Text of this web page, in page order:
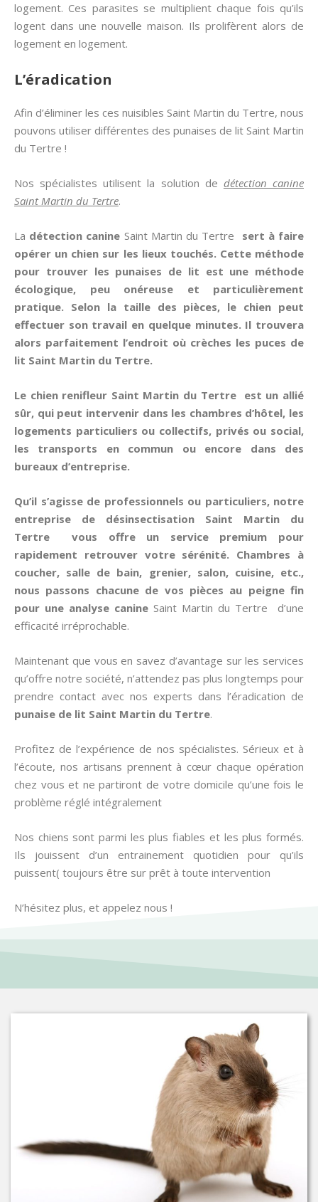
logement. Ces parasites se multiplient chaque fois qu’ils
logent dans une nouvelle maison. Ils prolifèrent alors de
logement en logement.
L’éradication
Afin d’éliminer les ces nuisibles Saint Martin du Tertre, nous
pouvons utiliser différentes des punaises de lit Saint Martin
du Tertre !
Nos spécialistes utilisent la solution de détection canine
Saint Martin du Tertre.
La détection canine Saint Martin du Tertre sert à faire
opérer un chien sur les lieux touchés. Cette méthode
pour trouver les punaises de lit est une méthode
écologique, peu onéreuse et particulièrement
pratique. Selon la taille des pièces, le chien peut
effectuer son travail en quelque minutes. Il trouvera
alors parfaitement l’endroit où crèches les puces de
lit Saint Martin du Tertre.
Le chien renifleur Saint Martin du Tertre est un allié
sûr, qui peut intervenir dans les chambres d’hôtel, les
logements particuliers ou collectifs, privés ou social,
les transports en commun ou encore dans des
bureaux d’entreprise.
Qu’il s’agisse de professionnels ou particuliers, notre
entreprise de désinsectisation Saint Martin du
Tertre vous offre un service premium pour
rapidement retrouver votre sérénité. Chambres à
coucher, salle de bain, grenier, salon, cuisine, etc.,
nous passons chacune de vos pièces au peigne fin
pour une analyse canine Saint Martin du Tertre d’une
efficacité irréprochable.
Maintenant que vous en savez d’avantage sur les services
qu’offre notre société, n’attendez pas plus longtemps pour
prendre contact avec nos experts dans l’éradication de
punaise de lit Saint Martin du Tertre.
Profitez de l’expérience de nos spécialistes. Sérieux et à
l’écoute, nos artisans prennent à cœur chaque opération
chez vous et ne partiront de votre domicile qu’une fois le
problème réglé intégralement
Nos chiens sont parmi les plus fiables et les plus formés.
Ils jouissent d’un entrainement quotidien pour qu’ils
puissent( toujours être sur prêt à toute intervention
N’hésitez plus, et appelez nous !